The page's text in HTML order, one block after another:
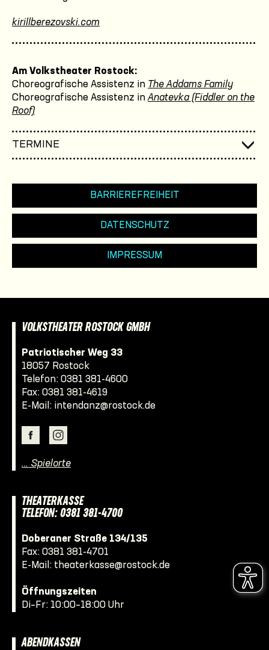
kirillberezovski.com
Am Volkstheater Rostock:
Choreografische Assistenz in The Addams Family
Choreografische Assistenz in Anatevka (Fiddler on the
Roof)
TERMINE
BARRIEREFREIHEIT
DATENSCHUTZ
IMPRESSUM
VOLKSTHEATER ROSTOCK GMBH
Patriotischer Weg 33
18057 Rostock
Telefon: 0381 381-4600
Fax: 0381 381-4619
E-Mail: intendanz@rostock.de
… Spielorte
THEATERKASSE
TELEFON: 0381 381-4700
Doberaner Straße 134/135
Fax: 0381 381-4701
E-Mail: theaterkasse@rostock.de
Öffnungszeiten
Di–Fr: 10:00–18:00 Uhr
ABENDKASSEN